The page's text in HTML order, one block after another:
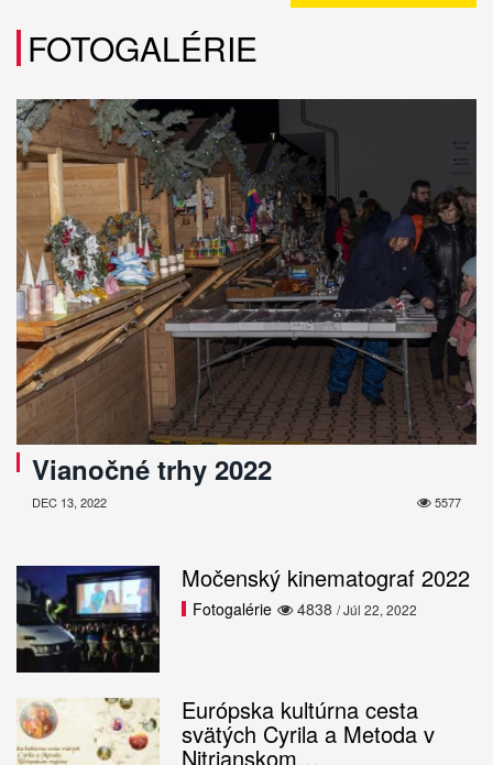
FOTOGALÉRIE
Vianočné trhy 2022
5577
DEC 13, 2022
Močenský kinematograf 2022
4838
Fotogalérie / Júl 22, 2022
Európska kultúrna cesta
svätých Cyrila a Metoda v
Nitrianskom…